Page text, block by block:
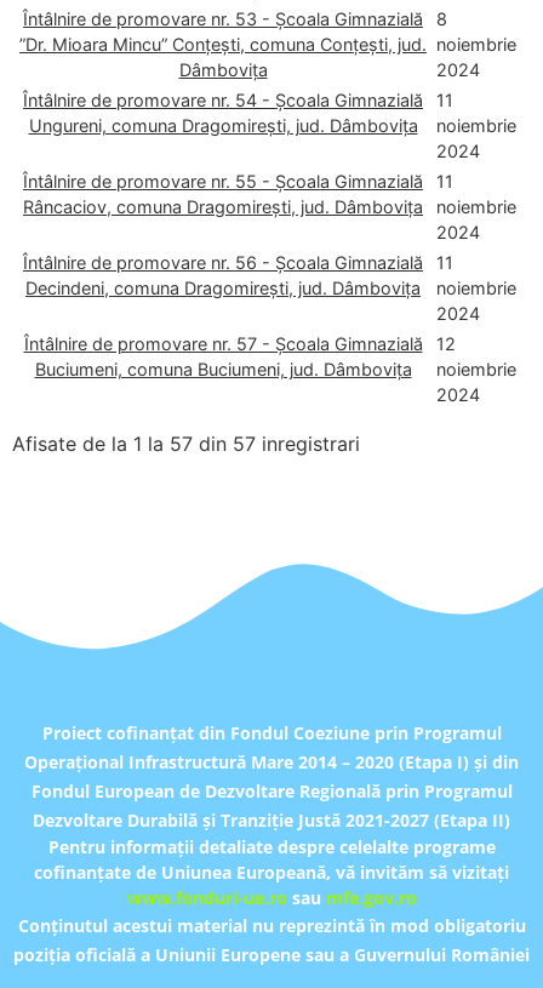
Întâlnire de promovare nr. 53 - Școala Gimnazială
”Dr. Mioara Mincu” Conțești, comuna Conțești, jud.
Dâmbovița
8
noiembrie
2024
Întâlnire de promovare nr. 54 - Școala Gimnazială
Ungureni, comuna Dragomirești, jud. Dâmbovița
11
noiembrie
2024
Întâlnire de promovare nr. 55 - Școala Gimnazială
Râncaciov, comuna Dragomirești, jud. Dâmbovița
11
noiembrie
2024
Întâlnire de promovare nr. 56 - Școala Gimnazială
Decindeni, comuna Dragomirești, jud. Dâmbovița
11
noiembrie
2024
Întâlnire de promovare nr. 57 - Școala Gimnazială
Buciumeni, comuna Buciumeni, jud. Dâmbovița
12
noiembrie
2024
Afisate de la 1 la 57 din 57 inregistrari
Proiect cofinanţat din Fondul Coeziune prin Programul
Operațional Infrastructură Mare 2014 – 2020 (Etapa I) și din
Fondul European de Dezvoltare Regională prin Programul
Dezvoltare Durabilă și Tranziție Justă 2021-2027 (Etapa II)
Pentru informaţii detaliate despre celelalte programe
cofinanțate de Uniunea Europeană, vă invităm să vizitaţi
www.fonduri-ue.ro sau mfe.gov.ro
Conţinutul acestui material nu reprezintă în mod obligatoriu
poziţia oficială a Uniunii Europene sau a Guvernului României